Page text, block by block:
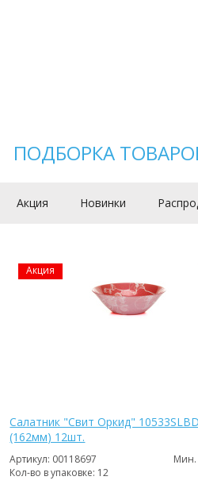
ПОДБОРКА
Акция Новинки
Акция
Салатник "Свит Оркид"
(162мм) 12шт.
Артикул: 00118697
Мин.
Кол-во в упаковке: 12